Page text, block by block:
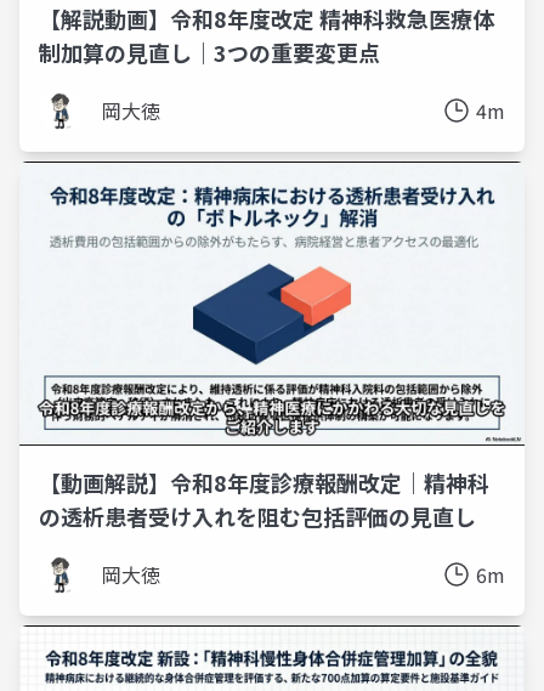
【解説動画】令和8年度改定 精神科救急医療体
制加算の見直し｜3つの重要変更点
岡大徳 4m
【動画解説】令和8年度診療報酬改定｜精神科
の透析患者受け入れを阻む包括評価の見直し
岡大徳 6m